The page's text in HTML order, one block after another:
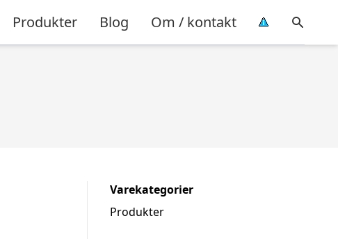
Produkter Blog Om / kontakt
Varekategorier
Produkter